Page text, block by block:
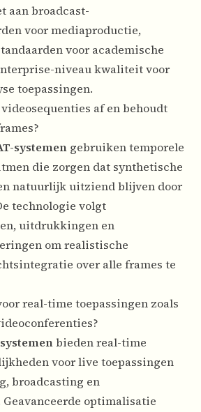
aan broadcast-
voor mediaproductie,
voor academische
niveau kwaliteit voor
toepassingen.
af en behoudt
systemen gebruiken temporele
die zorgen dat synthetische
natuurlijk uitziend blijven door
technologie volgt
uitdrukkingen en
om realistische
over alle frames te
real-time toepassingen zoals
bieden real-time
voor live toepassingen
broadcasting en
optimalisatie